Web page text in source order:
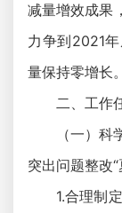
减量增效成果
力争到2021
量保持零增长。
二、工作
（一）
突出问题整改
1.合理制